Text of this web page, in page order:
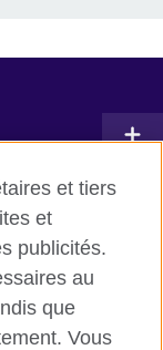
et tiers
et
publicités.
au
que
Vous